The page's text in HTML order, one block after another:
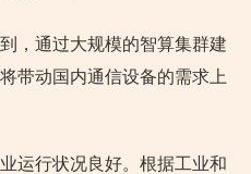
，通过大规模的智算集群建
带动国内通信设备的需求上
运行状况良好。根据工业和